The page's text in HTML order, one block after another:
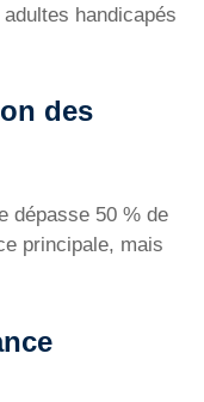
handicapés
des
dépasse 50 % de
principale, mais